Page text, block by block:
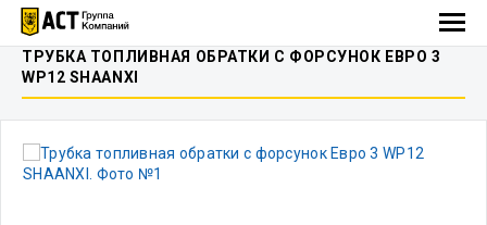
ТРУБКА ТОПЛИВНАЯ ОБРАТКИ С ФОРСУНОК ЕВРО 3
WP12 SHAANXI